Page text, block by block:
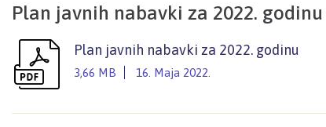
Plan javnih nabavki za 2022. godinu
Plan javnih nabavki za 2022. godinu
3,66 MB 16. Maja 2022.